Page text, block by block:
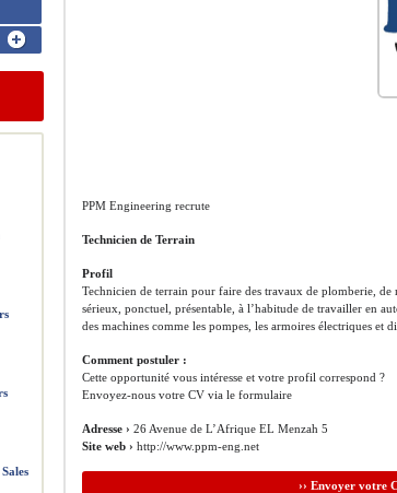
PPM Engineering recrute
Technicien de Terrain
Profil
Technicien de terrain pour faire des travaux de plomberie,
sérieux, ponctuel, présentable, à l’habitude de travailler en
des machines comme les pompes, les armoires électriques et
Comment postuler :
Cette opportunité vous intéresse et votre profil correspond ?
Envoyez-nous votre CV via le formulaire
Adresse › 26 Avenue de L’Afrique EL Menzah 5
Site web › http://www.ppm-eng.net
›› Envoyer votre